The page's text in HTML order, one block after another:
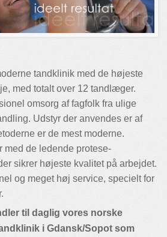
tandklinik med de højeste
med totalt over 12 tandlæger.
omsorg af fagfolk fra ulige
Udstyr der anvendes er af
er de mest moderne.
med de ledende protese-
sikrer højeste kvalitet på arbejdet.
og meget høj service, specielt for
til daglig vores norske
i Gdansk/Sopot som